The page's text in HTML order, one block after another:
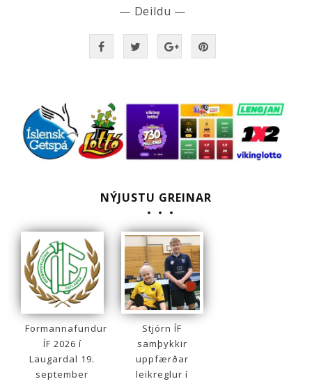
— Deildu —
NÝJUSTU GREINAR
Formannafundur
ÍF 2026 í
Laugardal 19.
september
Stjórn ÍF
samþykkir
uppfærðar
leikreglur í